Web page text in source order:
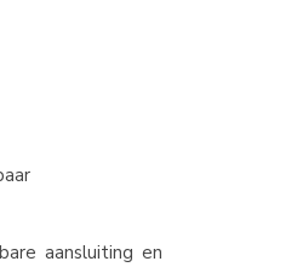
aansluiting en